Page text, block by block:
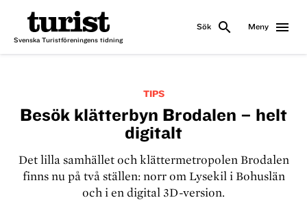
Svenska Turistföreningens tidning
Sök search Meny menu
TIPS
Besök klätterbyn Brodalen – helt
digitalt
Det lilla samhället och klättermetropolen Brodalen
finns nu på två ställen: norr om Lysekil i Bohuslän
och i en digital 3D-version.